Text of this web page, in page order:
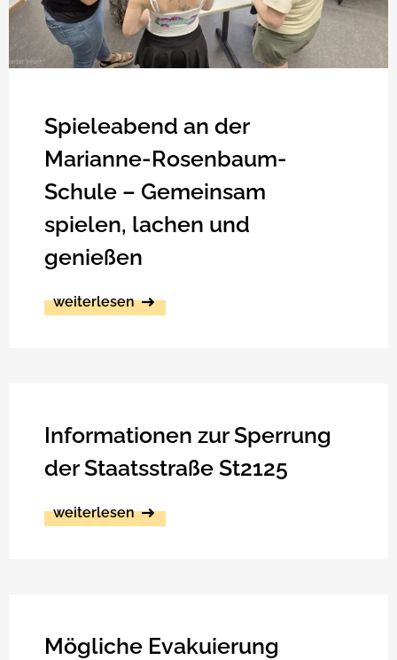
Spieleabend an der
Marianne-Rosenbaum-
Schule – Gemeinsam
spielen, lachen und
genießen
weiterlesen
Informationen zur Sperrung
der Staatsstraße St2125
weiterlesen
Mögliche Evakuierung